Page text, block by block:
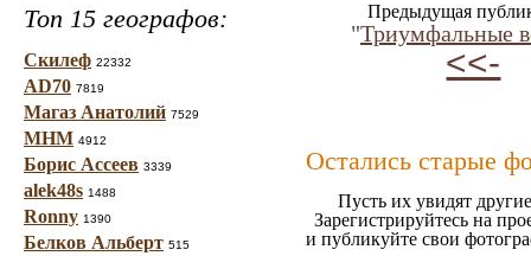
Топ 15 географов:
Скилеф 22332
AD70 7819
Магаз Анатолий 7529
МНМ 4912
Борис Ассеев 3339
alek48s 1488
Ronny 1390
Белков Альберт 515
Предыдущая
"Триумфальные
<<-
Остались старые
Пусть их увидят
Зарегистрируйтесь на
и публикуйте свои